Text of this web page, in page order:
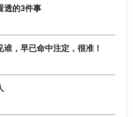
透的3件事
，早已命中注定，很准！